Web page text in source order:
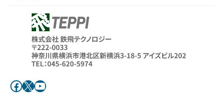
Facebook
X YouTube